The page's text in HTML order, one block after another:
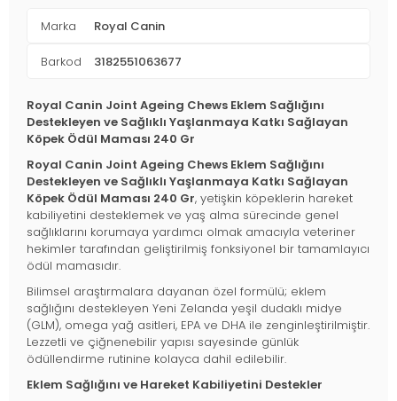
Marka Royal Canin
Barkod 3182551063677
Royal Canin Joint Ageing Chews Eklem Sağlığını
Destekleyen ve Sağlıklı Yaşlanmaya Katkı Sağlayan
Köpek Ödül Maması 240 Gr
Royal Canin Joint Ageing Chews Eklem Sağlığını
Destekleyen ve Sağlıklı Yaşlanmaya Katkı Sağlayan
Köpek Ödül Maması 240 Gr, yetişkin köpeklerin hareket
kabiliyetini desteklemek ve yaş alma sürecinde genel
sağlıklarını korumaya yardımcı olmak amacıyla veteriner
hekimler tarafından geliştirilmiş fonksiyonel bir tamamlayıcı
ödül mamasıdır.
Bilimsel araştırmalara dayanan özel formülü; eklem
sağlığını destekleyen Yeni Zelanda yeşil dudaklı midye
(GLM), omega yağ asitleri, EPA ve DHA ile zenginleştirilmiştir.
Lezzetli ve çiğnenebilir yapısı sayesinde günlük
ödüllendirme rutinine kolayca dahil edilebilir.
Eklem Sağlığını ve Hareket Kabiliyetini Destekler